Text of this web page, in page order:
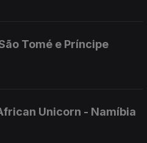
Tomé e Príncipe
Unicorn - Namíbia